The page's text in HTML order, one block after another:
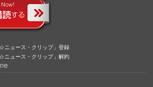
ニュース・クリップ」登録
ニュース・クリップ」解約